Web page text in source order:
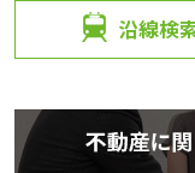
沿線検